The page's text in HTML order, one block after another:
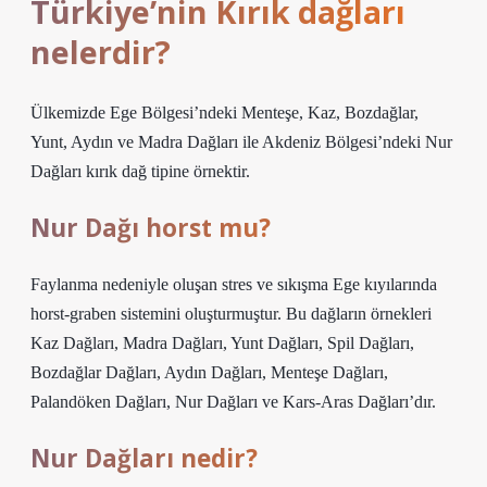
Türkiye’nin Kırık dağları
nelerdir?
Ülkemizde Ege Bölgesi’ndeki Menteşe, Kaz, Bozdağlar,
Yunt, Aydın ve Madra Dağları ile Akdeniz Bölgesi’ndeki Nur
Dağları kırık dağ tipine örnektir.
Nur Dağı horst mu?
Faylanma nedeniyle oluşan stres ve sıkışma Ege kıyılarında
horst-graben sistemini oluşturmuştur. Bu dağların örnekleri
Kaz Dağları, Madra Dağları, Yunt Dağları, Spil Dağları,
Bozdağlar Dağları, Aydın Dağları, Menteşe Dağları,
Palandöken Dağları, Nur Dağları ve Kars-Aras Dağları’dır.
Nur Dağları nedir?